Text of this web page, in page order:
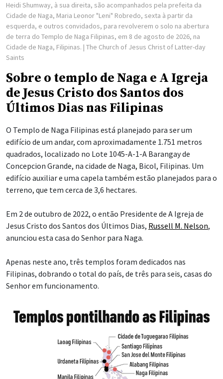
Heidi Shumway, à sua direita, são acompanhados pela prefeita da
Cidade de Naga, Maria Leonor "Leni" Robredo, sexta à partir da
esquerda, e outros convidados, para revolverem o solo na abertura
de terra do Templo de Naga Filipinas, em 8 de agosto de 2026, na
Cidade de Naga, Filipinas. | The Church of Jesus Christ of Latter-day
Saints
Sobre o templo de Naga e A Igreja
de Jesus Cristo dos Santos dos
Últimos Dias nas Filipinas
O Templo de Naga Filipinas está planejado para ser um
edifício de um andar, com aproximadamente 1.751 metros
quadrados, localizado no Lote 1045-A-1-A Barangay de
Concepcion Grande, na cidade de Naga, Bicol, Filipinas. Um
edifício auxiliar e uma capela também estão planejados para o
terreno, que tem cerca de 3,6 hectares.
Em 2 de outubro de 2022, o então Presidente de A Igreja de
Jesus Cristo dos Santos dos Últimos Dias, Russell M. Nelson,
anunciou esta casa do Senhor para Naga.
Apenas neste ano, três templos foram dedicados nas
Filipinas, dobrando o total do país, de três para seis, casas do
Senhor em funcionamento.